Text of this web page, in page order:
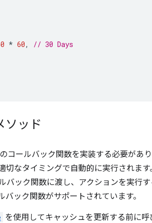
* 60,
// 30 Days
ソッド
コールバック関数を実装する必要があ
切なタイミングで自動的に実行されます
バック関数に渡し、アクションを実行
ック関数がサポートされています。
を使用してキャッシュを更新する前に